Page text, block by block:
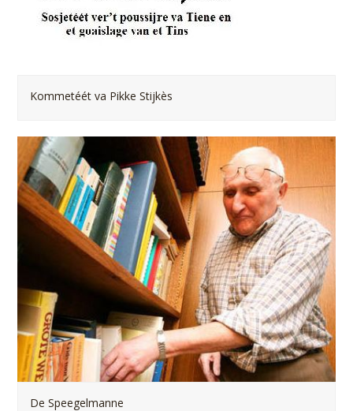
Kommetéét va Pikke Stijkès
De Speegelmanne